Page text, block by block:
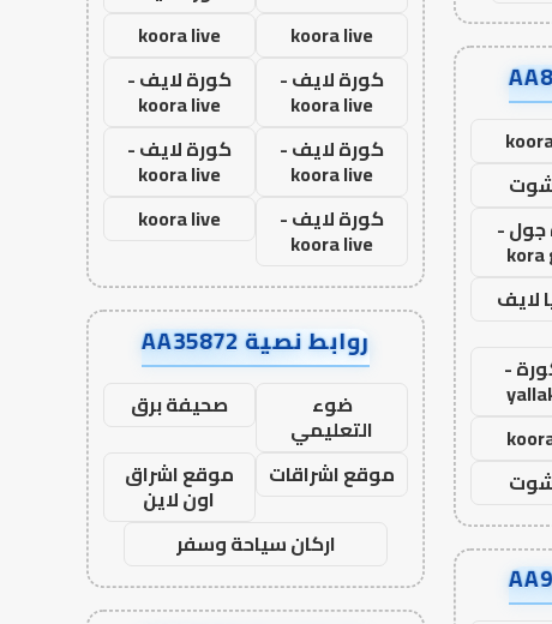
شوت
جول -
kora
لايف
-
شوت
koora live
koora live
كورة لايف -
koora live
كورة لايف -
koora live
كورة لايف -
koora live
كورة لايف -
koora live
كورة لايف -
koora live
koora live
روابط نصية AA35872
ضوء
التعليمي
صحيفة برق
موقع اشراقات
موقع اشراق
اون لاين
اركان سياحة وسفر